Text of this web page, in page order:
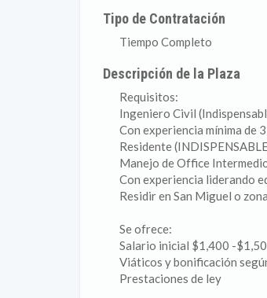
Tipo de Contratación
Tiempo Completo
Descripción de la Plaza
Requisitos:
Ingeniero Civil
Con experiencia mínima de
Residente
Manejo de Office
Con experiencia liderando
Residir en San Miguel o
Se ofrece:
Salario inicial $1,400 -
Viáticos y bonificación
Prestaciones de ley